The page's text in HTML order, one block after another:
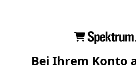
Bei Ihrem Konto